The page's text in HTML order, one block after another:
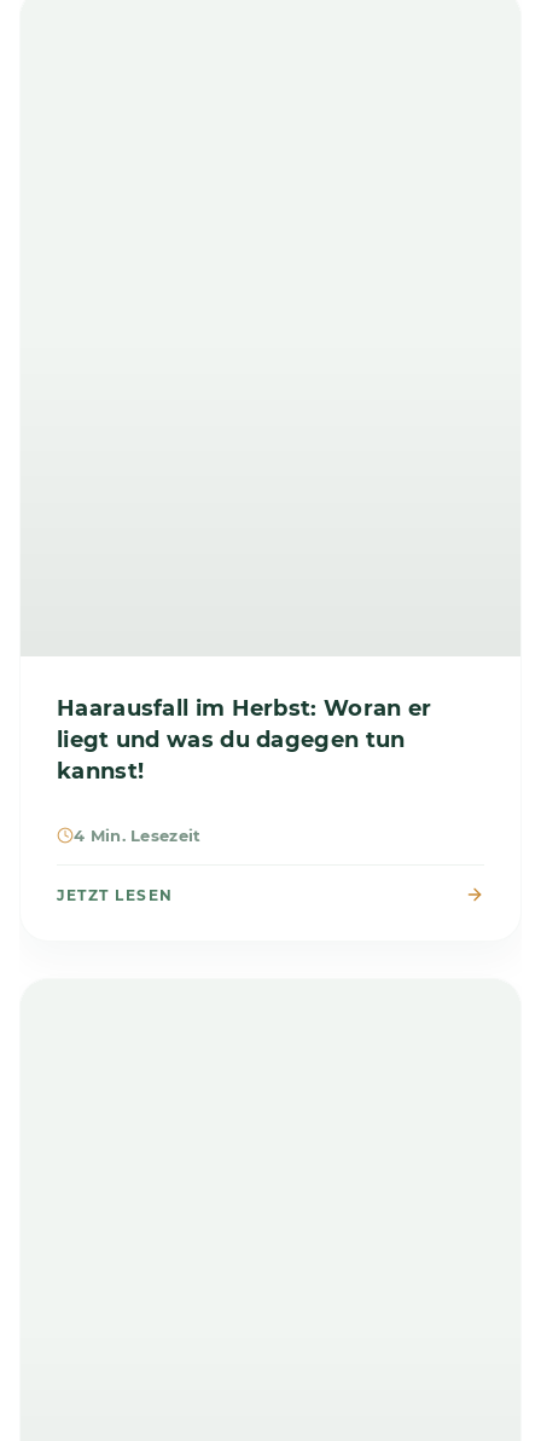
Haarausfall im Herbst: Woran er
liegt und was du dagegen tun
kannst!
4 Min. Lesezeit
JETZT LESEN